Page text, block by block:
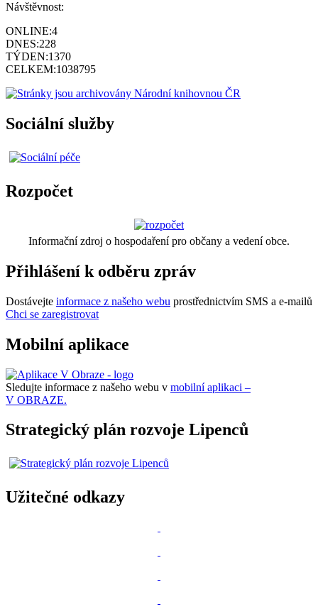
Návštěvnost:
ONLINE:4
DNES:228
TÝDEN:1370
CELKEM:1038795
Sociální služby
Rozpočet
Informační zdroj o hospodaření pro občany a vedení obce.
Přihlášení k odběru zpráv
Dostávejte informace z našeho webu prostřednictvím SMS a e-mailů
Chci se zaregistrovat
Mobilní aplikace
Sledujte informace z našeho webu v mobilní aplikaci –
V OBRAZE.
Strategický plán rozvoje Lipenců
Užitečné odkazy